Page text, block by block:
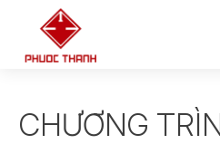
CHƯƠNG